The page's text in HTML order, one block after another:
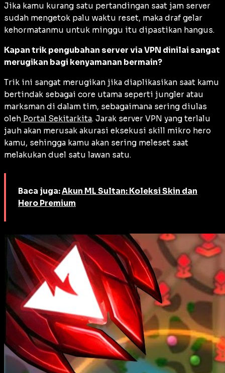
Jika kamu kurang satu pertandingan saat jam server
sudah mengetok palu waktu reset, maka draf gelar
kehormatanmu untuk minggu itu dipastikan hangus.
Kapan trik pengubahan server via VPN dinilai sangat
merugikan bagi kenyamanan bermain?
Trik ini sangat merugikan jika diaplikasikan saat kamu
bertindak sebagai core utama seperti jungler atau
marksman di dalam tim, sebagaimana sering diulas
oleh Portal Sekitarkita. Jarak server VPN yang terlalu
jauh akan merusak akurasi eksekusi skill mikro hero
kamu, sehingga kamu akan sering meleset saat
melakukan duel satu lawan satu.
Baca juga:Akun ML Sultan: Koleksi Skin dan
Hero Premium